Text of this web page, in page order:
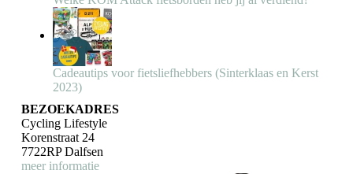
Cadeautips voor fietsliefhebbers (Sinterklaas en Kerst
2023)
BEZOEKADRES
Cycling Lifestyle
Korenstraat 24
7722RP Dalfsen
meer informatie